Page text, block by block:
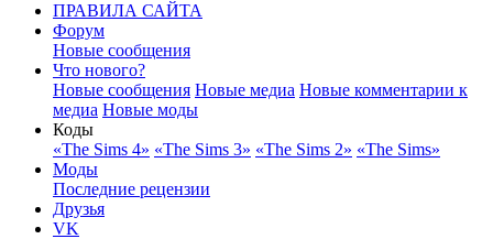
ПРАВИЛА САЙТА
Форум
Новые сообщения
Что нового?
Новые сообщения Новые медиа Новые комментарии к
медиа Новые моды
Коды
«The Sims 4» «The Sims 3» «The Sims 2» «The Sims»
Моды
Последние рецензии
Друзья
VK